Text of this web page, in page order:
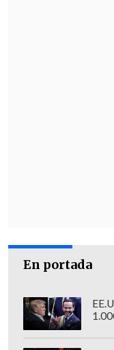
En portada